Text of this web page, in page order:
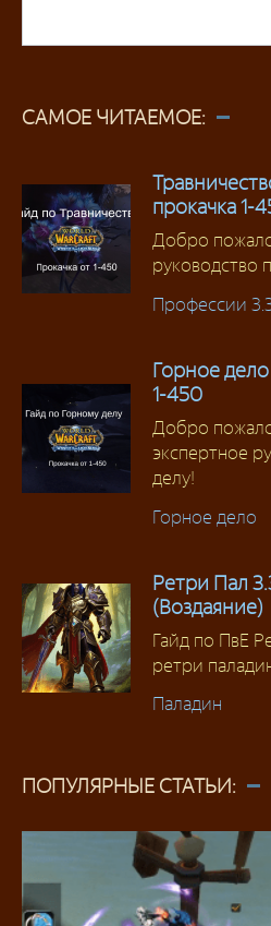
САМОЕ ЧИТАЕМОЕ:
прокачка 1-
Добро
руководство
Профессии
Горное дело
1-450
Добро
экспертное
делу!
Горное дело
Ретри Пал
(Воздаяние)
Гайд по ПвЕ
ретри
Паладин
ПОПУЛЯРНЫЕ СТАТЬИ: